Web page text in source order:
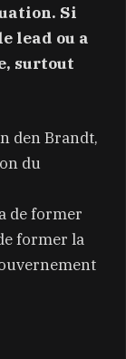
Si
lead ou a
surtout
den Brandt,
du
de former
former la